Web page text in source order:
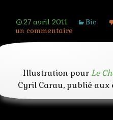
27 avril 2011 Bic
un commentaire
Illustration pour Le
Cyril Carau, publié